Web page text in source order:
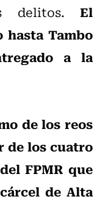
delitos. El
Tambo
a la
de los reos
de los cuatro
FPMR que
de Alta